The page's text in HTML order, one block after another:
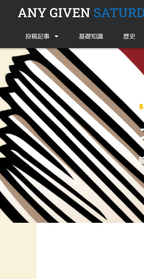
ANY GIVEN
投稿記事 基礎知識 歴史
ニュース
オフシーズン便りVol.3【